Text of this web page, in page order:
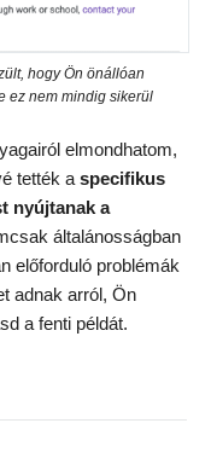
hogy Ön önállóan
ez nem mindig sikerül
elmondhatom,
tették a specifikus
nyújtanak a
általánosságban
előforduló problémák
adnak arról, Ön
a fenti példát.